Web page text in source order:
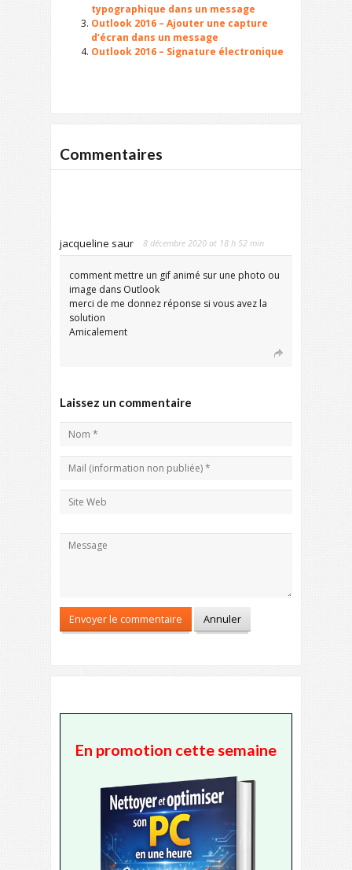
typographique dans un message
Outlook 2016 – Ajouter une capture
d’écran dans un message
Outlook 2016 – Signature électronique
Commentaires
jacqueline saur 8 décembre 2020 at 18 h 52 min
comment mettre un gif animé sur une photo ou
image dans Outlook
merci de me donnez réponse si vous avez la
solution
Amicalement
Laissez un commentaire
En promotion cette semaine